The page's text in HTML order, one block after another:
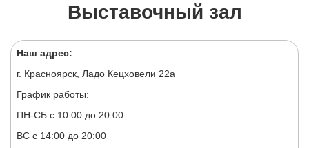
Выставочный зал
Наш адрес:
г. Красноярск, Ладо Кецховели 22а
График работы:
ПН-СБ с 10:00 до 20:00
ВС с 14:00 до 20:00